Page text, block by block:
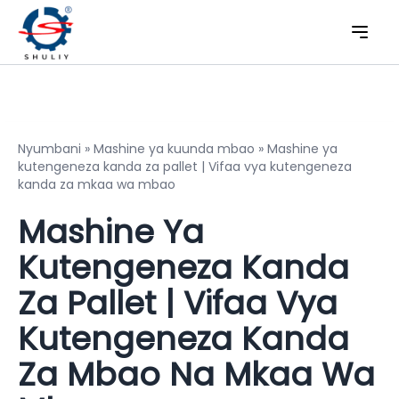
Nyumbani » Mashine ya kuunda mbao » Mashine ya
kutengeneza kanda za pallet | Vifaa vya kutengeneza
kanda za mkaa wa mbao
Mashine Ya
Kutengeneza Kanda
Za Pallet | Vifaa Vya
Kutengeneza Kanda
Za Mbao Na Mkaa Wa